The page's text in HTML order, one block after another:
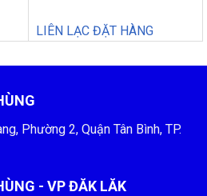
LIÊN LẠC ĐẶT HÀNG
Phường 2, Quận Tân Bình, TP.
- VP ĐĂK LĂK